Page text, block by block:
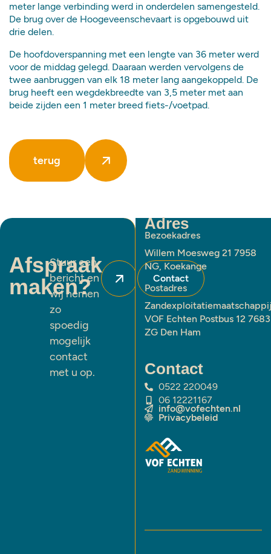
meter lange verbinding werd in onderdelen samengesteld.
De brug over de Hoogeveenschevaart is opgebouwd uit
drie delen.
De hoofdoverspanning met een lengte van 36 meter werd
voor de middag gelegd. Daaraan werden vervolgens de
twee aanbruggen van elk 18 meter lang aangekoppeld. De
brug heeft een wegdekbreedte van 3,5 meter met aan
beide zijden een 1 meter breed fiets-/voetpad.
terug
Afspraak
maken?
Stuur een
bericht en
wij nemen
zo
spoedig
mogelijk
contact
met u op.
Contact
Adres
Bezoekadres
Willem Moesweg 21 7958
NG, Koekange
Postadres
VOF Echten Postbus 12 7683
ZG Den Ham
Contact
0522 220049
06 12221167
info@vofechten.nl
Privacybeleid